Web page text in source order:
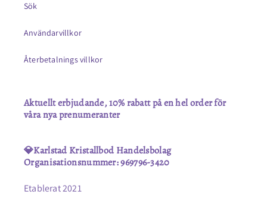
Sök
Användarvillkor
Återbetalnings villkor
Aktuellt erbjudande, 10% rabatt på en hel order för
våra nya prenumeranter
💎Karlstad Kristallbod Handelsbolag
Organisationsnummer: 969796-3420
Etablerat 2021